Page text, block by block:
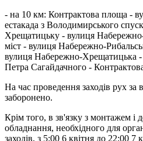
- на 10 км: Контрактова площа -
естакада з Володимирського
Хрещатицьку - вулиця
міст - вулиця Набережно-
вулиця Набережно-Хрещатицька -
Петра Сагайдачного -
На час проведення заходів рух
заборонено.
Крім того, в зв'язку з монтажем і
обладнання, необхідного для
заходів, з 5:00 6 квітня до 22:00 7